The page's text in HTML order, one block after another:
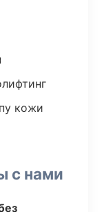
кожи
с нами